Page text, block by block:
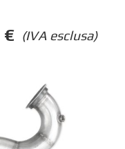
(IVA esclusa)
€